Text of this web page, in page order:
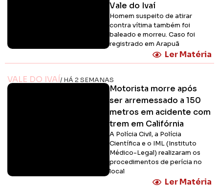
Vale do Ivaí
Homem suspeito de atirar
contra vítima também foi
baleado e morreu. Caso foi
registrado em Arapuã
Ler Matéria
VALE DO IVAÍ/ HÁ 2 SEMANAS
Motorista morre após
ser arremessado a 150
metros em acidente com
trem em Califórnia
A Polícia Civil, a Polícia
Científica e o IML (Instituto
Médico-Legal) realizaram os
procedimentos de perícia no
local
Ler Matéria